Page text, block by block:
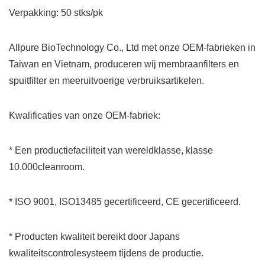
Verpakking: 50 stks/pk
Allpure BioTechnology Co., Ltd met onze OEM-fabrieken in
Taiwan en Vietnam, produceren wij membraanfilters en
spuitfilter en meeruitvoerige verbruiksartikelen.
Kwalificaties van onze OEM-fabriek:
* Een productiefaciliteit van wereldklasse, klasse
10.000cleanroom.
* ISO 9001, ISO13485 gecertificeerd, CE gecertificeerd.
* Producten kwaliteit bereikt door Japans
kwaliteitscontrolesysteem tijdens de productie.